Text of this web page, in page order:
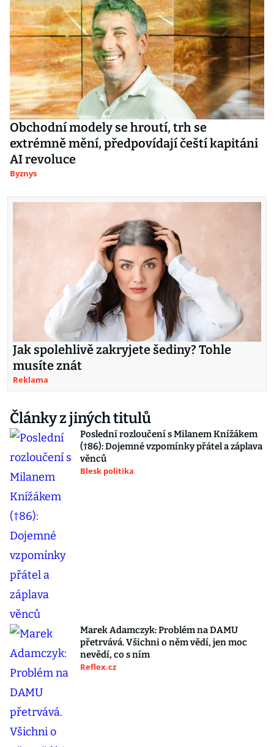
Obchodní modely se hroutí, trh se
extrémně mění, předpovídají čeští kapitáni
AI revoluce
Byznys
Jak spolehlivě zakryjete šediny? Tohle
musíte znát
Reklama
Články z jiných titulů
Poslední rozloučení s Milanem Knížákem
(†86): Dojemné vzpomínky přátel a záplava
věnců
Blesk politika
Marek Adamczyk: Problém na DAMU
přetrvává. Všichni o něm vědí, jen moc
nevědí, co s ním
Reflex.cz